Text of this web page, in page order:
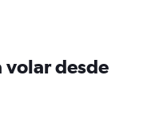
volar desde